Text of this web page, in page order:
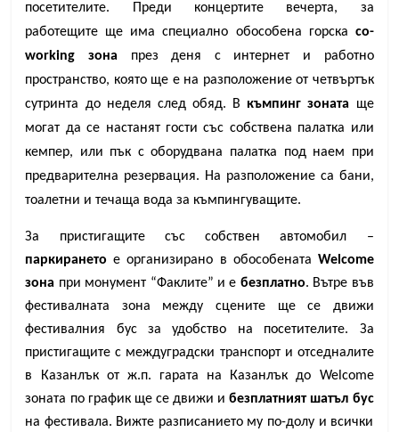
посетителите. Преди концертите вечерта, за
работещите ще има специално обособена горска co-
working зона през деня с интернет и работно
пространство, която ще е на разположение от четвъртък
сутринта до неделя след обяд. Вкъмпинг зоната ще
могат да се настанят гости със собствена палатка или
кемпер, или пък с оборудвана палатка под наем при
предварителна резервация. На разположение са бани,
тоалетни и течаща вода за къмпингуващите.
За пристигащите със собствен автомобил –
паркирането е организирано в обособената Welcome
зона при монумент “Факлите” и е безплатно. Вътре във
фестивалната зона между сцените ще се движи
фестивалния бус за удобство на посетителите. За
пристигащите с междуградски транспорт и отседналите
в Казанлък от ж.п. гарата на Казанлък до Welcome
зоната по график ще се движи ибезплатният шатъл бус
на фестивала. Вижте разписанието му по-долу и всички